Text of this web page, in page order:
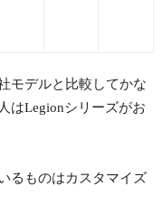
モデルと比較してかな
はLegionシリーズがお
るものはカスタマイズ